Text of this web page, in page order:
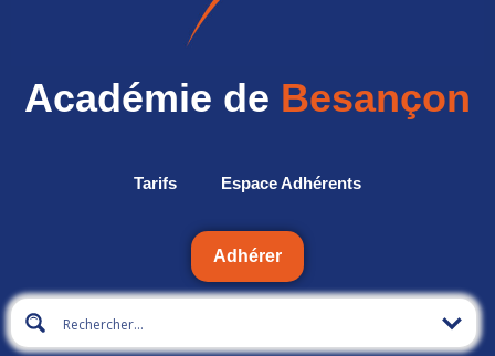
Académie de Besançon
Tarifs Espace Adhérents
Adhérer